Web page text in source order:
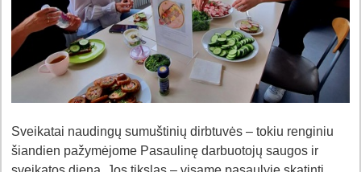
Sveikatai naudingų sumuštinių dirbtuvės – tokiu renginiu
šiandien pažymėjome Pasaulinę darbuotojų saugos ir